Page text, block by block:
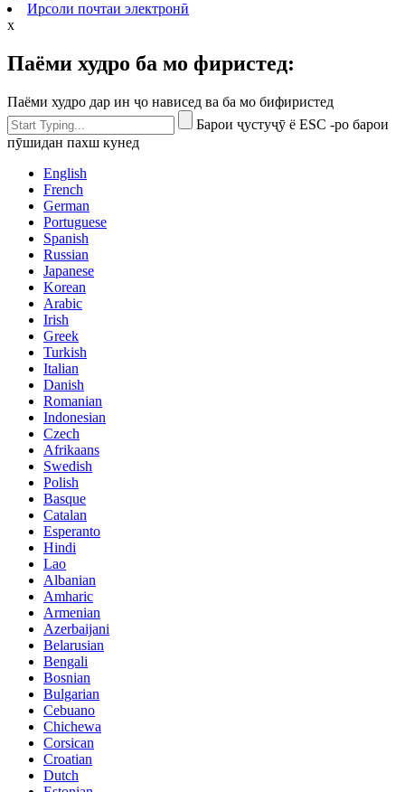
Ирсоли почтаи электронӣ
x
Паёми худро ба мо фиристед:
Паёми худро дар ин ҷо нависед ва ба мо бифиристед
Барои ҷустуҷӯ ё ESC -ро барои
пӯшидан пахш кунед
English
French
German
Portuguese
Spanish
Russian
Japanese
Korean
Arabic
Irish
Greek
Turkish
Italian
Danish
Romanian
Indonesian
Czech
Afrikaans
Swedish
Polish
Basque
Catalan
Esperanto
Hindi
Lao
Albanian
Amharic
Armenian
Azerbaijani
Belarusian
Bengali
Bosnian
Bulgarian
Cebuano
Chichewa
Corsican
Croatian
Dutch